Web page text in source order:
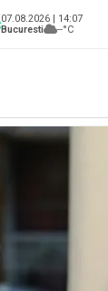
07.08.2026 | 14:07
Bucuresti
--°C